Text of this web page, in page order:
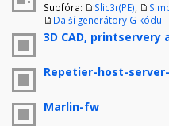
Subfóra: Slic3r(PE)
Další generátory G kódu
3D CAD, printservery
Repetier-host-
Marlin-fw